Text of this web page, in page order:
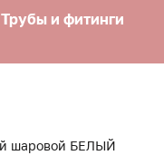
Трубы и фитинги